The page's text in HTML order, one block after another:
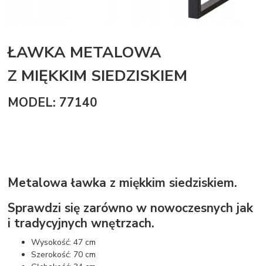
ŁAWKA METALOWA
Z MIĘKKIM SIEDZISKIEM
MODEL: 77140
Metalowa ławka z miękkim siedziskiem.
Sprawdzi się zarówno w nowoczesnych jak
i tradycyjnych wnętrzach.
Wysokość: 47 cm
Szerokość: 70 cm